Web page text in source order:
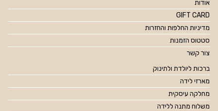
אודות
GIFT CARD
מדיניות החלפות והחזרות
סטטוס הזמנות
צור קשר
ברכות ליולדת ולתינוק
מארזי לידה
מחלקה עיסקית
משלוח מתנה ללידה